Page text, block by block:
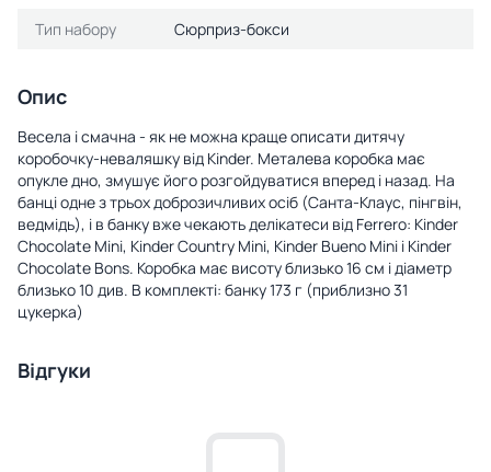
Тип набору
Сюрприз-бокси
Опис
Весела і смачна - як не можна краще описати дитячу
коробочку-неваляшку від Kinder. Металева коробка має
опукле дно, змушує його розгойдуватися вперед і назад. На
банці одне з трьох доброзичливих осіб (Санта-Клаус, пінгвін,
ведмідь), і в банку вже чекають делікатеси від Ferrero: Kinder
Chocolate Mini, Kinder Country Mini, Kinder Bueno Mini і Kinder
Chocolate Bons. Коробка має висоту близько 16 см і діаметр
близько 10 див. В комплекті: банку 173 г (приблизно 31
цукерка)
Відгуки